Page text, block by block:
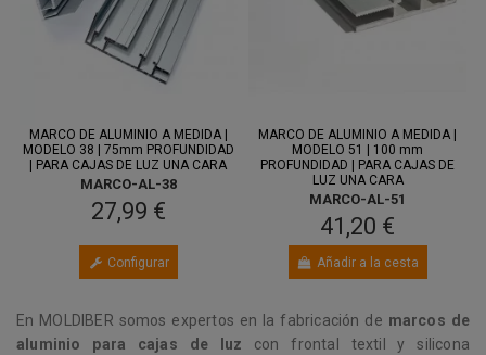
MARCO DE ALUMINIO A MEDIDA |
MODELO 38 | 75mm PROFUNDIDAD
| PARA CAJAS DE LUZ UNA CARA
MARCO-AL-38
27,99 €
Configurar
MARCO DE ALUMINIO A MEDIDA |
MODELO 51 | 100 mm
PROFUNDIDAD | PARA CAJAS DE
LUZ UNA CARA
MARCO-AL-51
41,20 €
Añadir a la cesta
En MOLDIBER somos expertos en la fabricación de marcos de
aluminio para cajas de luz con frontal textil y silicona